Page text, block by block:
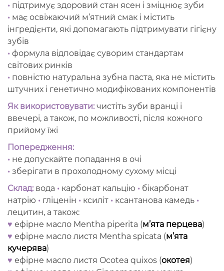
• підтримує здоровий стан ясен і зміцнює зуби
• має освіжаючий м’ятний смак і містить
інгредієнти, які допомагають підтримувати гігієну
зубів
• формула відповідає суворим стандартам
світових ринків
• повністю натуральна зубна паста, яка не містить
штучних і генетично модифікованих компонентів
Як використовувати: чистіть зуби вранці і
ввечері, а також, по можливості, після кожного
прийому їжі
Попередження:
• не допускайте попадання в очі
• зберігати в прохолодному сухому місці
Склад: вода • карбонат кальцію • бікарбонат
натрію • гліценін • ксиліт • ксантанова камедь •
лецитин, а також:
♥ ефірне масло Mentha piperita (м’ята перцева)
♥ ефірне масло листя Mentha spicata (м’ята
кучерява)
♥ ефірне масло листя Ocotea quixos (окотея)